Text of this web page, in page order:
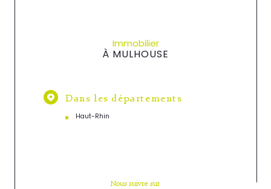
Immobilier
À MULHOUSE
Dans les départements
Haut-Rhin
Nous suivre sur